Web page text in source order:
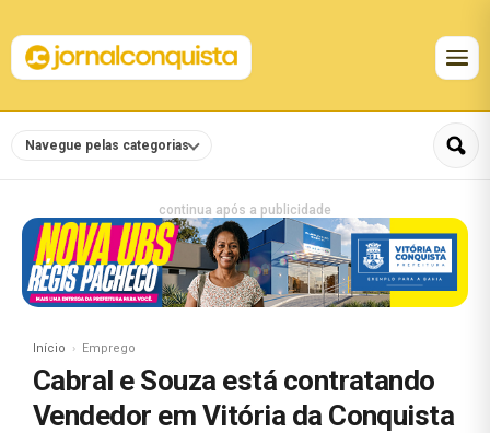
Navegue pelas categorias
continua após a publicidade
Início Emprego
Cabral e Souza está contratando
Vendedor em Vitória da Conquista